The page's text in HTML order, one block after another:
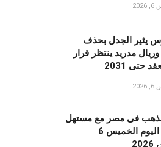
يثير الجدل بحذف
مدريد ينتظر قرار
حتى 2031
فى مصر مع مستهل
تعاملات اليوم الخميس 6